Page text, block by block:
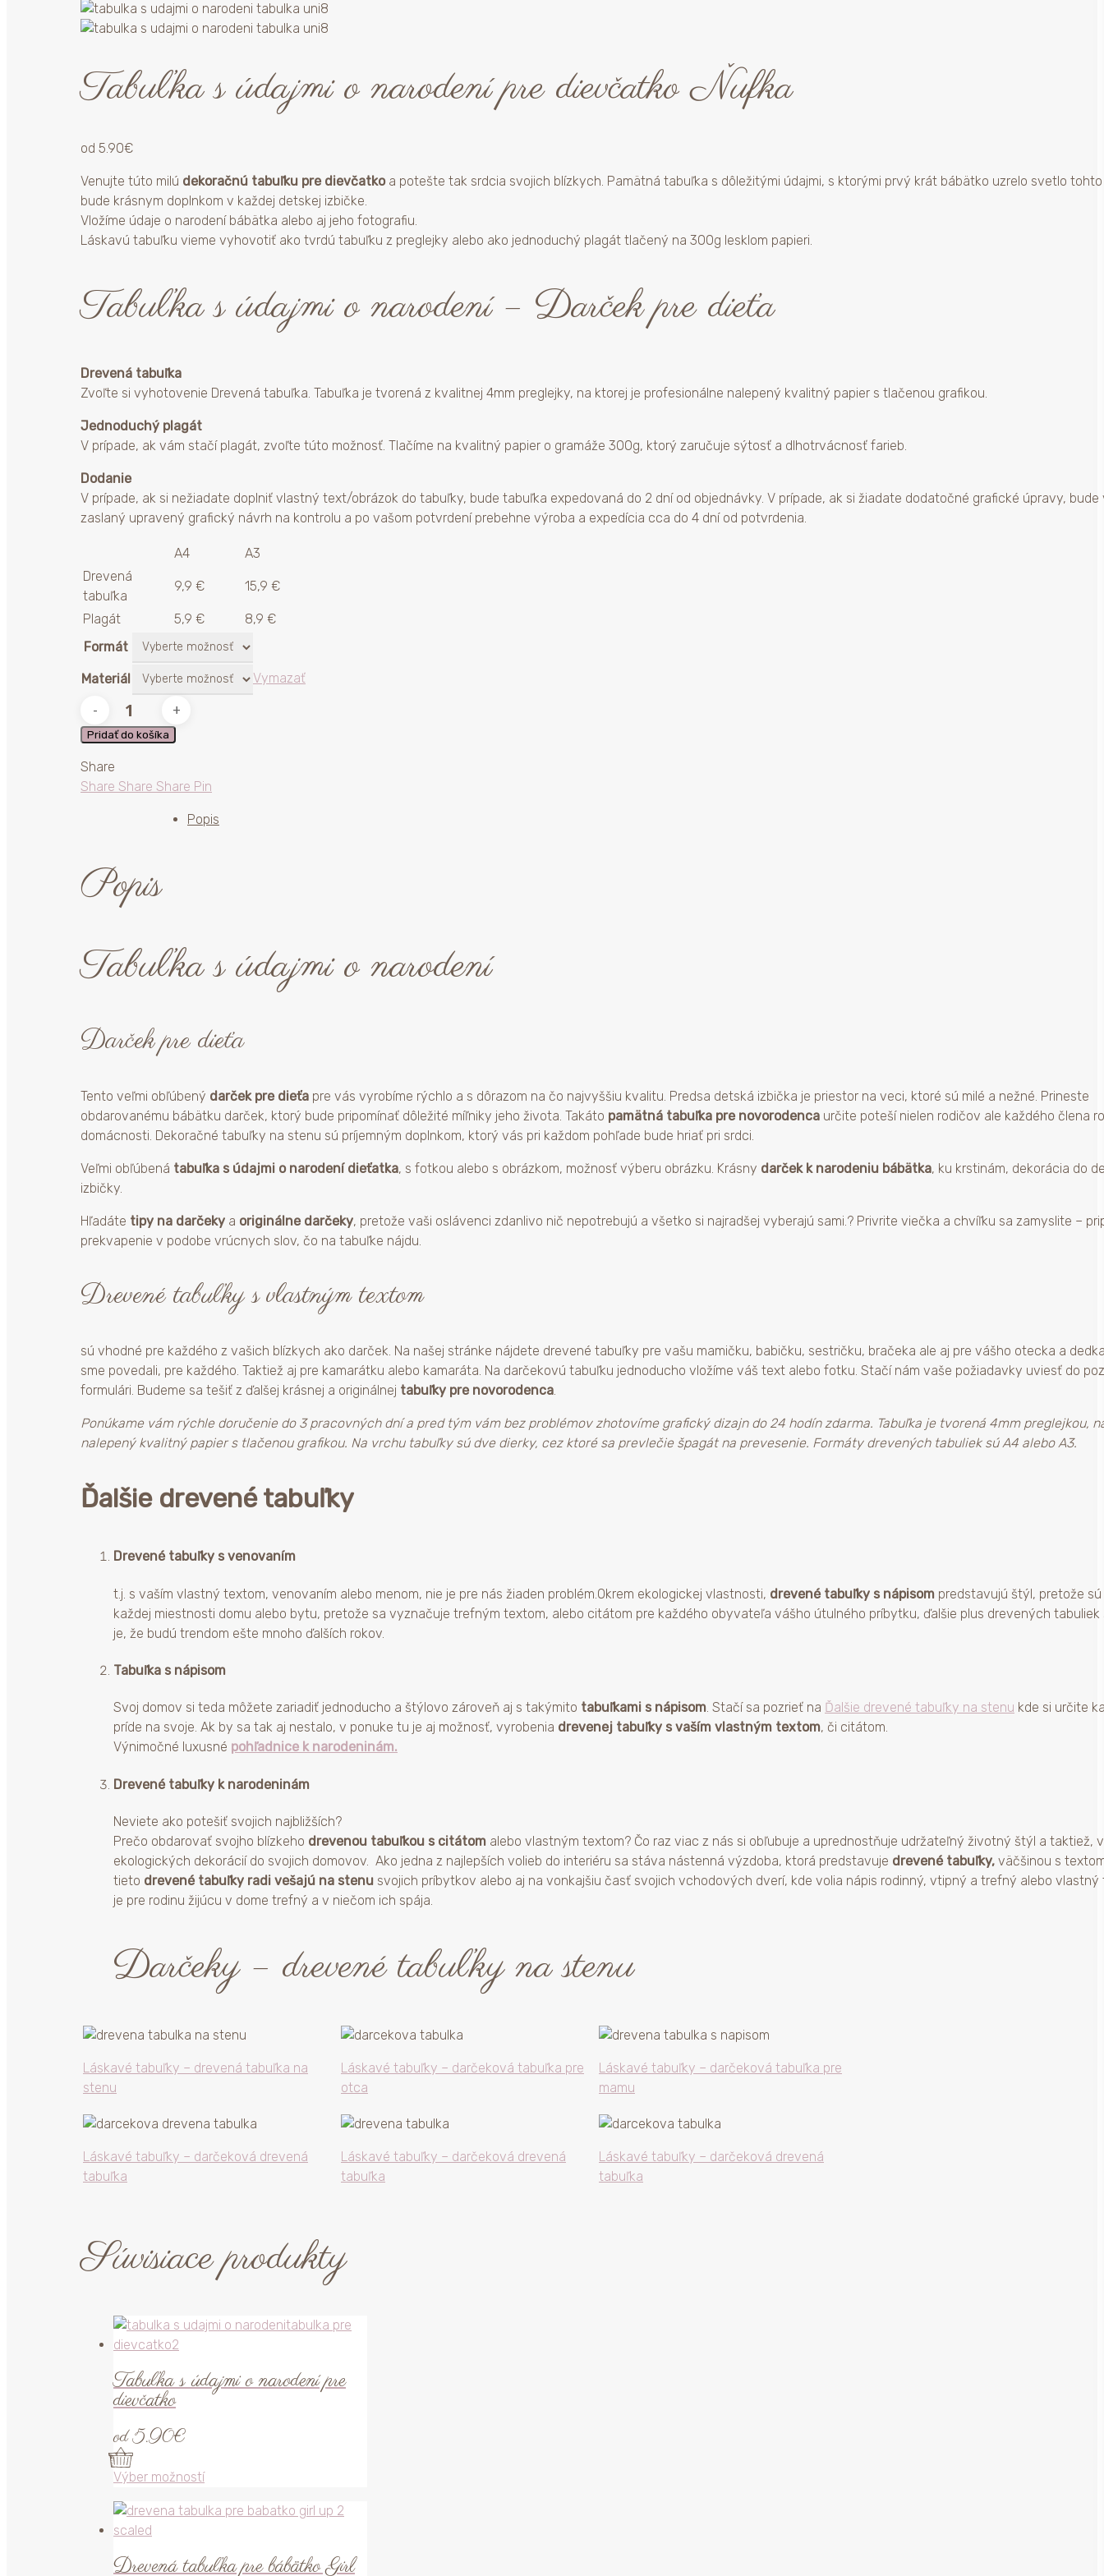
Tabuľka s údajmi o narodení pre dievčatko Ňufka
od 5.90€
Venujte túto milú dekoračnú tabuľku pre dievčatkoa potešte tak srdcia svojich blízkych. Pamätná tabuľka s dôležitými údajmi, s ktorými prvý krát bábätko uzrelo svetlo
bude krásnym doplnkom v každej detskej izbičke.
Vložíme údaje o narodení bábätka alebo aj jeho fotografiu.
Láskavú tabuľku vieme vyhovotiť ako tvrdú tabuľku z preglejky alebo ako jednoduchý plagát tlačený na 300g lesklom papieri.
Tabuľka s údajmi o narodení – Darček pre dieťa
Drevená tabuľka
Zvoľte si vyhotovenie Drevená tabuľka. Tabuľka je tvorená z kvalitnej 4mm preglejky, na ktorej je profesionálne nalepený kvalitný papier s tlačenou grafikou.
Jednoduchý plagát
V prípade, ak vám stačí plagát, zvoľte túto možnosť. Tlačíme na kvalitný papier o gramáže 300g, ktorý zaručuje sýtosť a dlhotrvácnosť farieb.
Dodanie
V prípade, ak si nežiadate doplniť vlastný text/obrázok do tabuľky, bude tabuľka expedovaná do 2 dní od objednávky. V prípade, ak si žiadate dodatočné grafické úpravy, bude
zaslaný upravený grafický návrh na kontrolu a po vašom potvrdení prebehne výroba a expedícia cca do 4 dní od potvrdenia.
A4
A3
Drevená
tabuľka
9,9 € 15,9 €
Plagát 5,9 €
8,9 €
Formát
Materiál
Vymazať
množstvo
Tabuľka
s
údajmi
o
Pridať do košíka
Share
Share Share Share Pin
Popis
Popis
Tabuľka s údajmi o narodení
Darček pre dieťa
Tento veľmi obľúbený darček pre dieťa pre vás vyrobíme rýchlo a s dôrazom na čo najvyššiu kvalitu. Predsa detská izbička je priestor na veci, ktoré sú milé a nežné. Prineste
obdarovanému bábätku darček, ktorý bude pripomínať dôležité míľniky jeho života. Takáto pamätná tabuľka pre novorodenca určite poteší nielen rodičov ale každého člena
domácnosti. Dekoračné tabuľky na stenu sú príjemným doplnkom, ktorý vás pri každom pohľade bude hriať pri srdci.
Veľmi obľúbená tabuľka s údajmi o narodení dieťatka, s fotkou alebo s obrázkom, možnosť výberu obrázku. Krásny darček k narodeniu bábätka, ku krstinám, dekorácia do
izbičky.
Hľadáte tipy na darčeky a originálne darčeky, pretože vaši oslávenci zdanlivo nič nepotrebujú a všetko si najradšej vyberajú sami.? Privrite viečka a chvíľku sa zamyslite –
prekvapenie v podobe vrúcnych slov, čo na tabuľke nájdu.
Drevené tabuľky s vlastným textom
sú vhodné pre každého z vašich blízkych ako darček. Na našej stránke nájdete drevené tabuľky pre vašu mamičku, babičku, sestričku, bračeka ale aj pre vášho otecka a
sme povedali, pre každého. Taktiež aj pre kamarátku alebo kamaráta. Na darčekovú tabuľku jednoducho vložíme váš text alebo fotku. Stačí nám vaše požiadavky uviesť do
formulári. Budeme sa tešiť z ďalšej krásnej a originálnej tabuľky pre novorodenca.
Ponúkame vám rýchle doručenie do 3 pracovných dní a pred tým vám bez problémov zhotovíme grafický dizajn do 24 hodín zdarma. Tabuľka je tvorená 4mm preglejkou,
nalepený kvalitný papier s tlačenou grafikou. Na vrchu tabuľky sú dve dierky, cez ktoré sa prevlečie špagát na prevesenie. Formáty drevených tabuliek sú A4 alebo A3.
Ďalšie drevené tabuľky
Drevené tabuľky s venovaním
t.j. s vaším vlastný textom, venovaním alebo menom, nie je pre nás žiaden problém.Okrem ekologickej vlastnosti, drevené tabuľky s nápisom predstavujú štýl, pretože
každej miestnosti domu alebo bytu, pretože sa vyznačuje trefným textom, alebo citátom pre každého obyvateľa vášho útulného príbytku, ďalšie plus drevených
je, že budú trendom ešte mnoho ďalších rokov.
Tabuľka s nápisom
Svoj domov si teda môžete zariadiť jednoducho a štýlovo zároveň aj s takýmito tabuľkami s nápisom. Stačí sa pozrieť na Ďalšie drevené tabuľky na stenu kde si určite
príde na svoje. Ak by sa tak aj nestalo, v ponuke tu je aj možnosť, vyrobenia drevenej tabuľky s vaším vlastným textom, či citátom.
Výnimočné luxusné pohľadnice k narodeninám.
Drevené tabuľky k narodeninám
Neviete ako potešiť svojich najbližších?
Prečo obdarovať svojho blízkeho drevenou tabuľkou s citátom alebo vlastným textom? Čo raz viac z nás si obľubuje a uprednostňuje udržateľný životný štýl a taktiež,
ekologických dekorácií do svojich domovov. Ako jedna z najlepších volieb do interiéru sa stáva nástenná výzdoba, ktorá predstavuje drevené tabuľky, väčšinou s
tieto drevené tabuľky radi vešajú na stenu svojich príbytkov alebo aj na vonkajšiu časť svojich vchodových dverí, kde volia nápis rodinný, vtipný a trefný alebo
je pre rodinu žijúcu v dome trefný a v niečom ich spája.
Darčeky – drevené tabuľky na stenu
Láskavé tabuľky – drevená tabuľka na
stenu
Láskavé tabuľky – darčeková tabuľka pre
otca
Láskavé tabuľky – darčeková tabuľka pre
mamu
Láskavé tabuľky – darčeková drevená
tabuľka
Láskavé tabuľky – darčeková drevená
tabuľka
Láskavé tabuľky – darčeková drevená
tabuľka
Súvisiace produkty
Tabuľka s údajmi o narodení pre
dievčatko
od5.90€
Výber možnostíTento
má
variantov.
Drevená tabuľka pre bábätko Girl